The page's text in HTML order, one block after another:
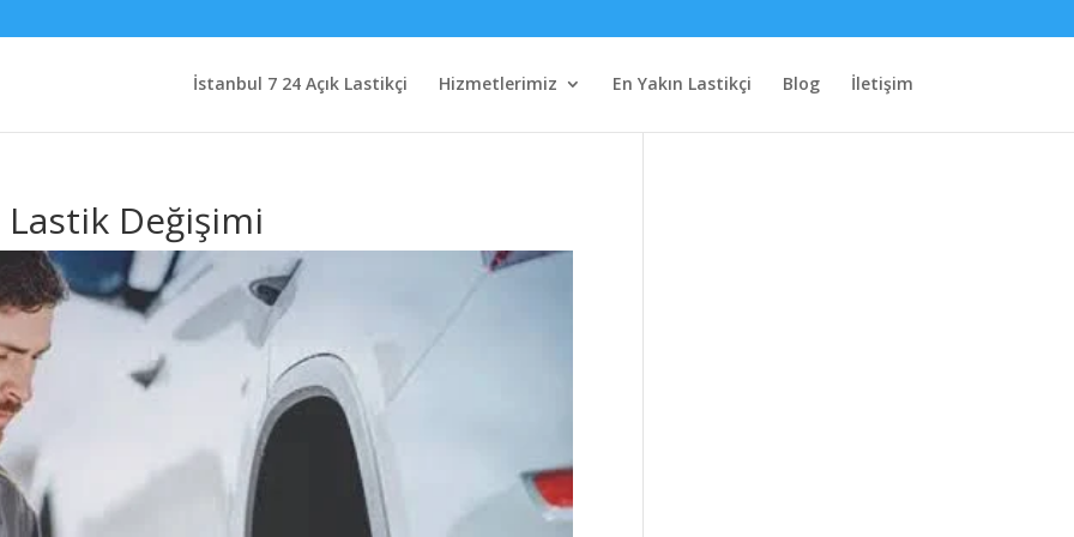
İstanbul 7 24 Açık Lastikçi Hizmetlerimiz En Yakın Lastikçi Blog İletişim
Lastik Değişimi